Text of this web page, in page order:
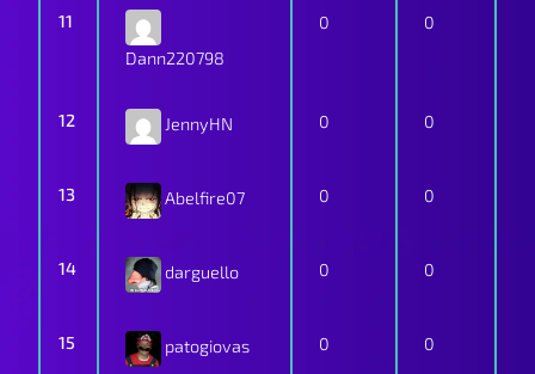
11
Dann220798
0 0
12 JennyHN 0 0
13 Abelfire07 0 0
14 darguello 0 0
15 patogiovas 0 0